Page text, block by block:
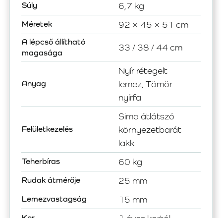
Súly 6,7 kg
Méretek 92 × 45 × 51 cm
A lépcső állítható
magasága
33 / 38 / 44 cm
Anyag
Nyír rétegelt
lemez, Tömör
nyírfa
Felületkezelés
Sima átlátszó
környezetbarát
lakk
Teherbíras 60 kg
Rudak átmérője 25 mm
Lemezvastagság 15 mm